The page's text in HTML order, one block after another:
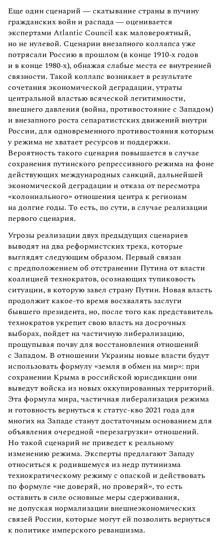
Еще один сценарий — скатывание страны в пучину
гражданских войн и распада — оценивается
экспертами Atlantic Council как маловероятный,
но не нулевой. Сценарии внезапного коллапса уже
потрясали Россию в прошлом (в конце 1910-х годов
и в конце 1980-х), обнажая слабые места ее внутренней
связности. Такой коллапс возникает в результате
сочетания экономической деградации, утраты
центральной властью всяческой легитимности,
внешнего давления (война, противостояние с Западом)
и внезапного роста сепаратистских движений внутри
России, для одновременного противостояния которым
у режима не хватает ресурсов и поддержки.
Вероятность такого сценария повышается в случае
сохранения путинского репрессивного режима на фоне
действующих международных санкций, дальнейшей
экономической деградации и отказа от пересмотра
«колониального» отношения центра к регионам
на долгие годы. То есть, по сути, в случае реализации
первого сценария.
Угрозы реализации двух предыдущих сценариев
выводят на два реформистских трека, которые
выглядят следующим образом. Первый связан
с предположением об отстранении Путина от власти
коалицией технократов, осознающих тупиковость
ситуации, в которую завел страну Путин. Новая власть
продолжит какое-то время восхвалять заслуги
бывшего президента, но, после того как представитель
технократов укрепит свою власть на досрочных
выборах, пойдет на частичную либерализацию,
прощупывая почву для восстановления отношений
с Западом. В отношении Украины новые власти будут
использовать формулу «земля в обмен на мир»: при
сохранении Крыма в российской юрисдикции они
выведут войска из новых оккупированных территорий.
Эта формула мира, частичная либерализация режима
и готовность вернуться к статус-кво 2021 года для
многих на Западе станут достаточным основанием для
объявления очередной «перезагрузки» отношений.
Но такой сценарий не приведет к реальному
изменению режима. Эксперты предлагают Западу
относиться к родившемуся из недр путинизма
технократическому режиму с опаской и действовать
по формуле «не доверяй, но проверяй», то есть
оставить в силе основные меры сдерживания,
не допуская нормализации внешнеэкономических
связей России, которые могут ей позволить вернуться
к политике имперского реваншизма.